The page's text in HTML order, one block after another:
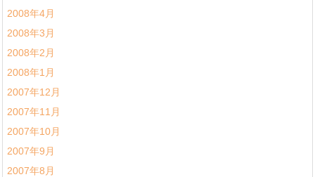
2008年4月
2008年3月
2008年2月
2008年1月
2007年12月
2007年11月
2007年10月
2007年9月
2007年8月